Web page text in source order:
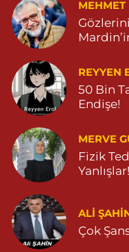
MEHMET
REYYEN
50 Bin
Endişe!
MERVE
Fizik
Yanlışlar!
ALI
Çok